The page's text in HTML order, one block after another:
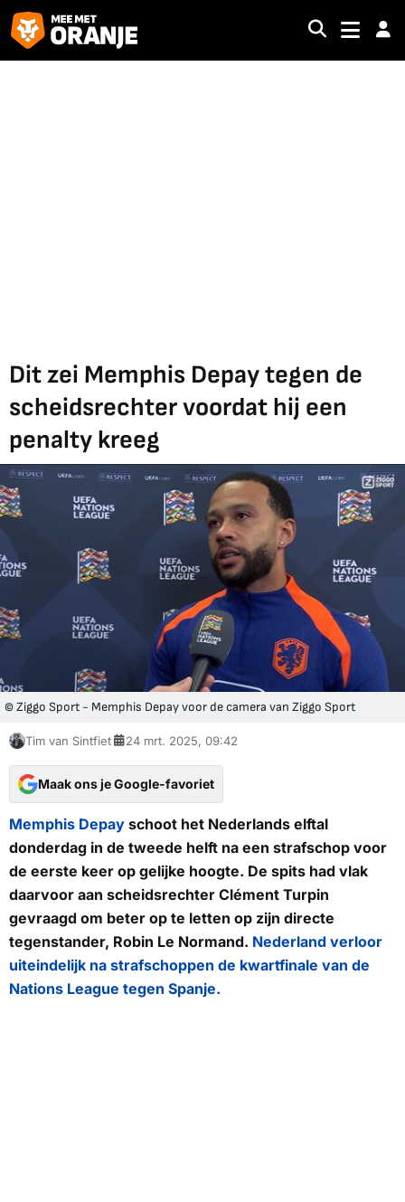
Dit zei Memphis Depay tegen de
scheidsrechter voordat hij een
penalty kreeg
© Ziggo Sport - Memphis Depay voor de camera van Ziggo Sport
Tim van Sintfiet 24 mrt. 2025, 09:42
Maak ons je Google-favoriet
Memphis Depay schoot het Nederlands elftal
donderdag in de tweede helft na een strafschop voor
de eerste keer op gelijke hoogte. De spits had vlak
daarvoor aan scheidsrechter Clément Turpin
gevraagd om beter op te letten op zijn directe
tegenstander, Robin Le Normand. Nederland verloor
uiteindelijk na strafschoppen de kwartfinale van de
Nations League tegen Spanje.